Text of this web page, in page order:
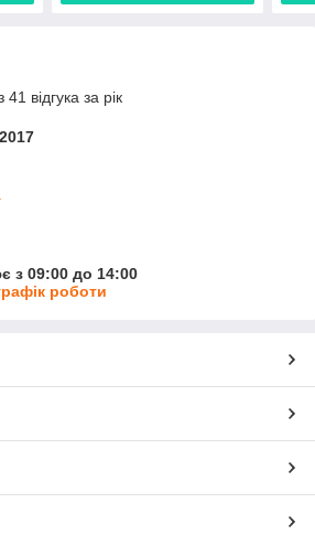
відгука за рік
з 09:00 до 14:00
роботи